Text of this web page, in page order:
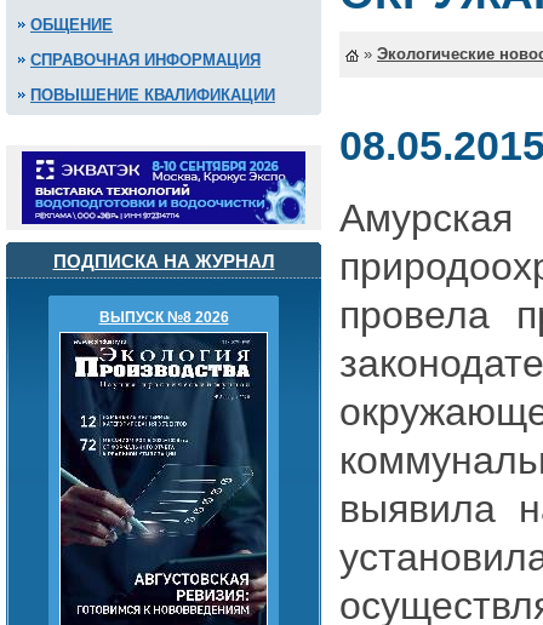
ОБЩЕНИЕ
СПРАВОЧНАЯ ИНФОРМАЦИЯ
ПОВЫШЕНИЕ КВАЛИФИКАЦИИ
ПОДПИСКА НА ЖУРНАЛ
ВЫПУСК №8 2026
» Экологические
провела
выявила